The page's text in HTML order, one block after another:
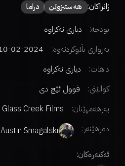
ژانراکان: هەستبزوێن دراما
بودجە:
دیاری نەکراوە
بەرواری بڵاوکردنەوە:
2024-02-10
داهات:
دیاری نەکراوە
کوالێتی:
فوول ئێچ دی
بەرهەمهێنان:
Glass Creek Films
دەرهێنەر:
Austin Smagalski
ئەکتەرەکان: